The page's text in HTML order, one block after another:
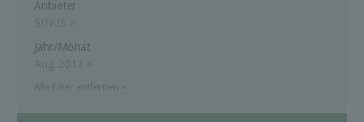
Anbieter
SINUS ×
Jahr/Monat
Aug 2017 ×